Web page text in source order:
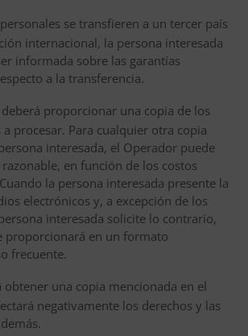
se transfieren a un tercer país
internacional, la persona interesada
informada sobre las garantías
a la transferencia.
proporcionar una copia de los
procesar. Para cualquier otra copia
interesada, el Operador puede
en función de los costos
la persona interesada presente la
electrónicos y, a excepción de los
interesada solicite lo contrario,
proporcionará en un formato
frecuente.
obtener una copia mencionada en el
negativamente los derechos y las